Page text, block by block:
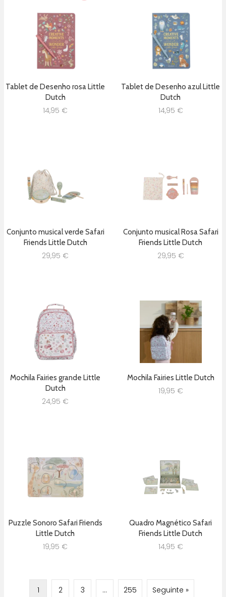
Tablet de Desenho rosa Little
Dutch
14,95 €
Tablet de Desenho azul Little
Dutch
14,95 €
Conjunto musical verde Safari
Friends Little Dutch
29,95 €
Conjunto musical Rosa Safari
Friends Little Dutch
29,95 €
Mochila Fairies grande Little
Dutch
24,95 €
Mochila Fairies Little Dutch
19,95 €
Puzzle Sonoro Safari Friends
Little Dutch
19,95 €
Quadro Magnético Safari
Friends Little Dutch
14,95 €
1 2 3 … 255 Seguinte »